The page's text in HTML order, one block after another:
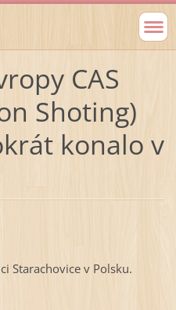
CAS
Shoting)
konalo v
Starachovice v Polsku.